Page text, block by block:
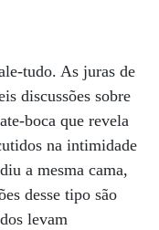
tudo. As juras de
discussões sobre
boca que revela
na intimidade
a mesma cama,
desse tipo são
levam